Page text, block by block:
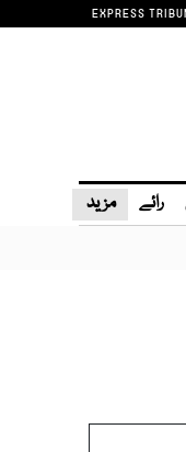
EXPRESS
رائے مزید